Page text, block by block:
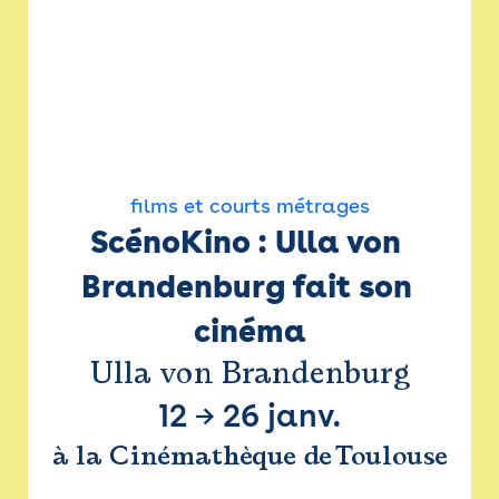
films et courts métrages
ScénoKino : Ulla von
Brandenburg fait son
cinéma
Ulla von Brandenburg
12 → 26 janv.
à la Cinémathèque de Toulouse